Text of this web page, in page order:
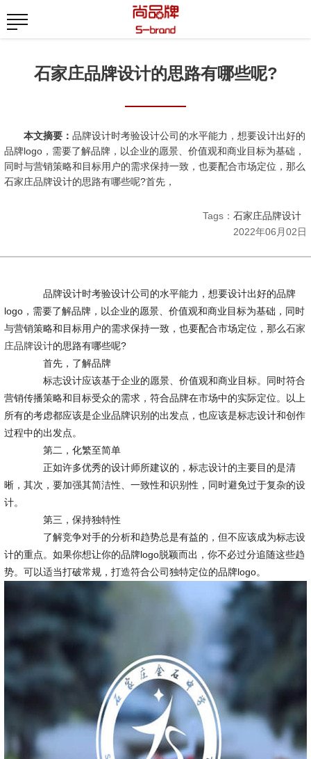
石家庄品牌设计的思路有哪些呢?
本文摘要： 品牌设计时考验设计公司的水平能力，想要设计出好的
品牌logo，需要了解品牌，以企业的愿景、价值观和商业目标为基础，
同时与营销策略和目标用户的需求保持一致，也要配合市场定位，那么
石家庄品牌设计的思路有哪些呢?首先，
Tags： 石家庄品牌设计
2022年06月02日
品牌设计时考验设计公司的水平能力，想要设计出好的品牌
logo，需要了解品牌，以企业的愿景、价值观和商业目标为基础，同时
与营销策略和目标用户的需求保持一致，也要配合市场定位，那么石家
庄品牌设计的思路有哪些呢?
首先，了解品牌
标志设计应该基于企业的愿景、价值观和商业目标。同时符合
营销传播策略和目标受众的需求，符合品牌在市场中的实际定位。以上
所有的考虑都应该是企业品牌识别的出发点，也应该是标志设计和创作
过程中的出发点。
第二，化繁至简单
正如许多优秀的设计师所建议的，标志设计的主要目的是清
晰，其次，要加强其简洁性、一致性和识别性，同时避免过于复杂的设
计。
第三，保持独特性
了解竞争对手的分析和趋势总是有益的，但不应该成为标志设
计的重点。如果你想让你的品牌logo脱颖而出，你不必过分追随这些趋
势。可以适当打破常规，打造符合公司独特定位的品牌logo。